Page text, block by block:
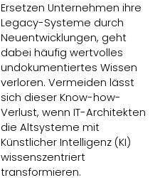
Ersetzen Unternehmen ihre
Legacy-Systeme durch
Neuentwicklungen, geht
dabei häufig wertvolles
undokumentiertes Wissen
verloren. Vermeiden lässt
sich dieser Know-how-
Verlust, wenn IT-Architekten
die Altsysteme mit
Künstlicher Intelligenz (KI)
wissenszentriert
transformieren.